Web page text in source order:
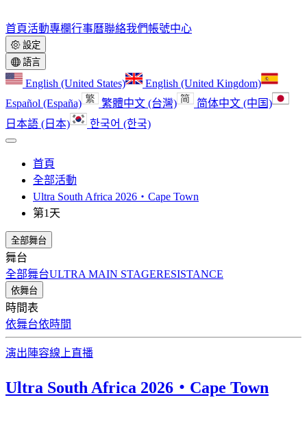
首頁活動專欄行事曆聯絡我們帳號中心
設定
語言
English (United States)
English (United Kingdom)
Español (España)
繁體中文 (台灣)
简体中文 (中国)
日本語 (日本)
한국어 (한국)
首頁
全部活動
Ultra South Africa 2026‧Cape Town
第1天
全部舞台
舞台
全部舞台ULTRA MAIN STAGERESISTANCE
依舞台
時間表
依舞台依時間
演出陣容線上直播
Ultra South Africa 2026‧Cape Town